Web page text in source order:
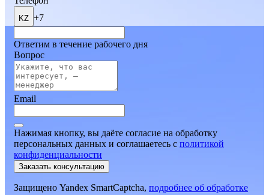
KZ +7
Ответим в течение рабочего дня
Вопрос
Email
Нажимая кнопку, вы даёте согласие на обработку
персональных данных и соглашаетесь c политикой
конфиденциальности
Заказать консультацию
Защищено Yandex SmartCaptcha, подробнее об обработке